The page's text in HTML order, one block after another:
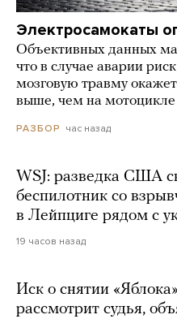
Электросамокаты
Объективных данных
что в случае аварии
мозговую травму
выше, чем на мотоцикле
РАЗБОР час назад
WSJ: разведка США
беспилотник со
в Лейпциге рядом с
19 часов назад
Иск о снятии
рассмотрит судья,